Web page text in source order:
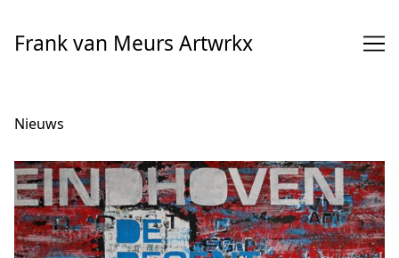
naar
inhoud
Frank van Meurs Artwrkx
Nieuws